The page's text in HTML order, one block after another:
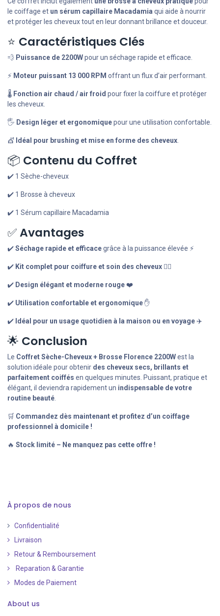
le coiffage et un sérum capillaire Macadamia qui aide à nourrir
et protéger les cheveux tout en leur donnant brillance et douceur.
⭐ Caractéristiques Clés
💨 Puissance de 2200Wpour un séchage rapide et efficace.
⚡ Moteur puissant 13 000 RPM offrant un flux d’air performant.
🌡 Fonction air chaud / air froid pour fixer la coiffure et protéger
les cheveux.
🖐 Design léger et ergonomiquepour une utilisation confortable.
💇 Idéal pour brushing et mise en forme des cheveux
📦 Contenu du Coffret
✔️ 1 Sèche-cheveux
✔️ 1 Brosse à cheveux
✔️ 1 Sérum capillaire Macadamia
✅Avantages
✔️Séchage rapide et efficacegrâce à la puissance élevée ⚡
✔️ Kit complet pour coiffure et soin des cheveux 💇‍♀️
✔️ Design élégant et moderne rouge❤️
✔️ Utilisation confortable et ergonomique✋
✔️ Idéal pour un usage quotidien à la maison ou en voyage ✈️
🌟 Conclusion
Le Coffret Sèche-Cheveux + Brosse Florence 2200West la
solution idéale pour obtenir des cheveux secs, brillants et
parfaitement coiffés en quelques minutes. Puissant, pratique et
élégant, il deviendra rapidement un indispensable de votre
routine beauté
🛒 Commandez dès maintenant et profitez d’un coiffage
professionnel à domicile !
🔥 Stock limité – Ne manquez pas cette offre !
À propos de nous
Confidentialité
Livraison
Retour & Remboursement
Reparation & Garantie
Modes de Paiement
About us